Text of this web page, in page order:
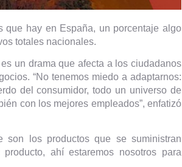
que hay en España, un porcentaje algo
totales nacionales.
un drama que afecta a los ciudadanos
“No tenemos miedo a adaptarnos:
del consumidor, todo un universo de
con los mejores empleados”, enfatizó
los productos que se suministran
ahí estaremos nosotros para